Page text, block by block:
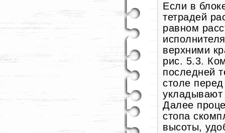
Если в
тетрадей
равном
верхними
рис. 5.3.
последней
столе
Далее
стопа
высоты,